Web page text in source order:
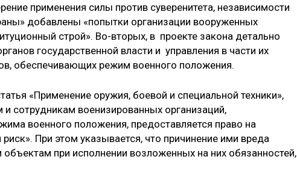
применения силы против суверенитета, независимости
добавлены «попытки организации вооруженных
строй». Во-вторых, в проекте закона детально
государственной власти и управления в части их
обеспечивающих режим военного положения.
«Применение оружия, боевой и специальной техники»,
сотрудникам военизированных организаций,
военного положения, предоставляется право на
При этом указывается, что причинение ими вреда
при исполнении возложенных на них обязанностей,